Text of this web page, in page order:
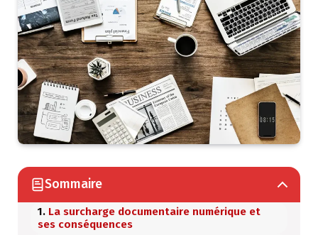
Sommaire
La surcharge documentaire numérique et
ses conséquences